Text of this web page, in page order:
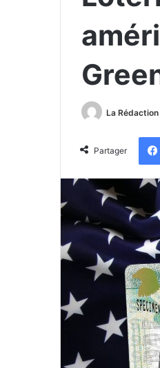
La Rédaction
Partager